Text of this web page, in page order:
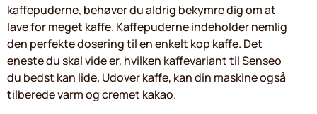
kaffepuderne, behøver du aldrig bekymre dig om at
lave for meget kaffe. Kaffepuderne indeholder nemlig
den perfekte dosering til en enkelt kop kaffe. Det
eneste du skal vide er, hvilken kaffevariant til Senseo
du bedst kan lide. Udover kaffe, kan din maskine også
tilberede varm og cremet kakao.